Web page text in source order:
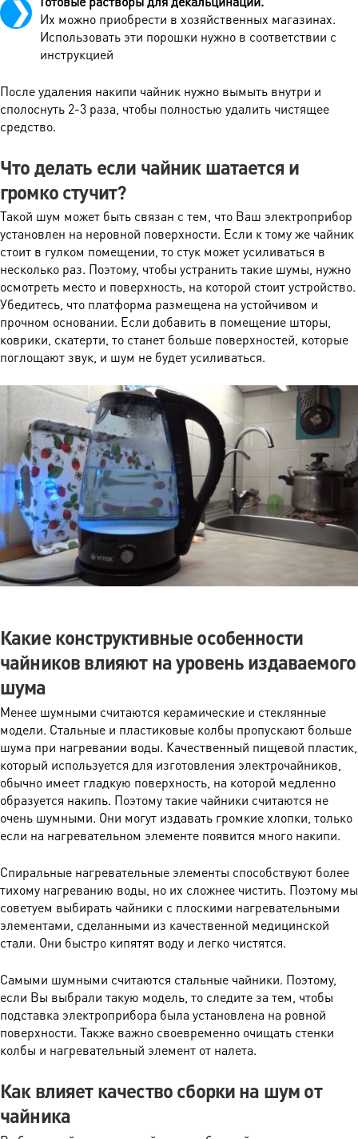
Их можно приобрести в хозяйственных магазинах.
Использовать эти порошки нужно в соответствии с
инструкцией
После удаления накипи чайник нужно вымыть внутри и
сполоснуть 2-3 раза, чтобы полностью удалить чистящее
средство.
Что делать если чайник шатается и
громко стучит?
Такой шум может быть связан с тем, что Ваш электроприбор
установлен на неровной поверхности. Если к тому же чайник
стоит в гулком помещении, то стук может усиливаться в
несколько раз. Поэтому, чтобы устранить такие шумы, нужно
осмотреть место и поверхность, на которой стоит устройство.
Убедитесь, что платформа размещена на устойчивом и
прочном основании. Если добавить в помещение шторы,
коврики, скатерти, то станет больше поверхностей, которые
поглощают звук, и шум не будет усиливаться.
Какие конструктивные особенности
чайников влияют на уровень издаваемого
шума
Менее шумными считаются керамические и стеклянные
модели. Стальные и пластиковые колбы пропускают больше
шума при нагревании воды. Качественный пищевой пластик,
который используется для изготовления электрочайников,
обычно имеет гладкую поверхность, на которой медленно
образуется накипь. Поэтому такие чайники считаются не
очень шумными. Они могут издавать громкие хлопки, только
если на нагревательном элементе появится много накипи.
Спиральные нагревательные элементы способствуют более
тихому нагреванию воды, но их сложнее чистить. Поэтому мы
советуем выбирать чайники с плоскими нагревательными
элементами, сделанными из качественной медицинской
стали. Они быстро кипятят воду и легко чистятся.
Самыми шумными считаются стальные чайники. Поэтому,
если Вы выбрали такую модель, то следите за тем, чтобы
подставка электроприбора была установлена на ровной
поверхности. Также важно своевременно очищать стенки
колбы и нагревательный элемент от налета.
Как влияет качество сборки на шум от
чайника